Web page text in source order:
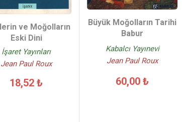
ve Moğolların
Eski Dini
İşaret Yayınları
Jean Paul Roux
18,52 ₺
Büyük Moğolların Tarihi
Babur
Kabalcı Yayınevi
Jean Paul Roux
60,00 ₺